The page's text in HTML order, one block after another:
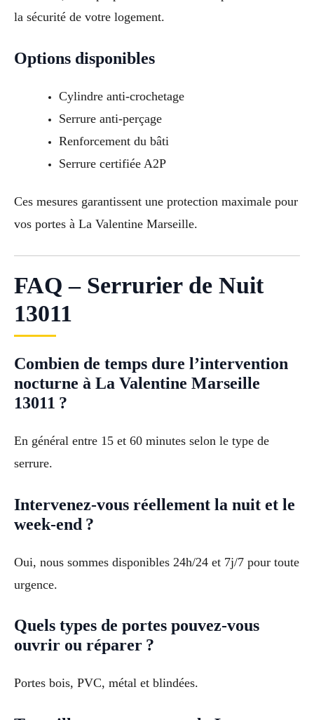
la sécurité de votre logement.
Options disponibles
Cylindre anti-crochetage
Serrure anti-perçage
Renforcement du bâti
Serrure certifiée A2P
Ces mesures garantissent une protection maximale pour
vos portes à La Valentine Marseille.
FAQ – Serrurier de Nuit
13011
Combien de temps dure l’intervention
nocturne à La Valentine Marseille
13011 ?
En général entre 15 et 60 minutes selon le type de
serrure.
Intervenez-vous réellement la nuit et le
week-end ?
Oui, nous sommes disponibles 24h/24 et 7j/7 pour toute
urgence.
Quels types de portes pouvez-vous
ouvrir ou réparer ?
Portes bois, PVC, métal et blindées.